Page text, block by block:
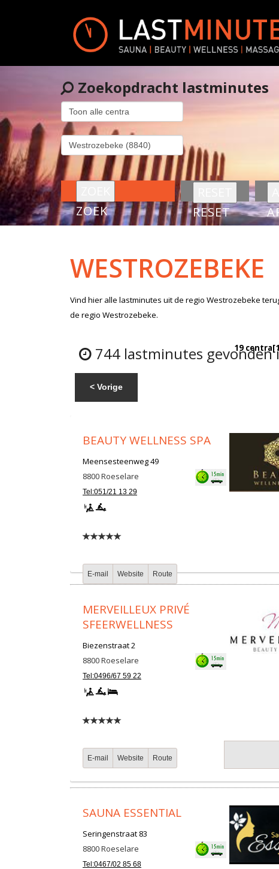
Zoekopdracht lastminutes
ZOEK RESET
WESTROZEBEKE
Vind hier alle lastminutes uit de regio Westrozebeke
de regio Westrozebeke.
744 lastminutes gevonden
< Vorige
19 centra
BEAUTY WELLNESS SPA
Meensesteenweg 49
8800Roeselare
Tel:051/21 13 29
E-mail Website Route
MERVEILLEUX PRIVÉ
SFEERWELLNESS
Biezenstraat 2
8800Roeselare
Tel:0496/67 59 22
E-mail Website Route
SAUNA ESSENTIAL
Seringenstraat 83
8800Roeselare
Tel:0467/02 85 68